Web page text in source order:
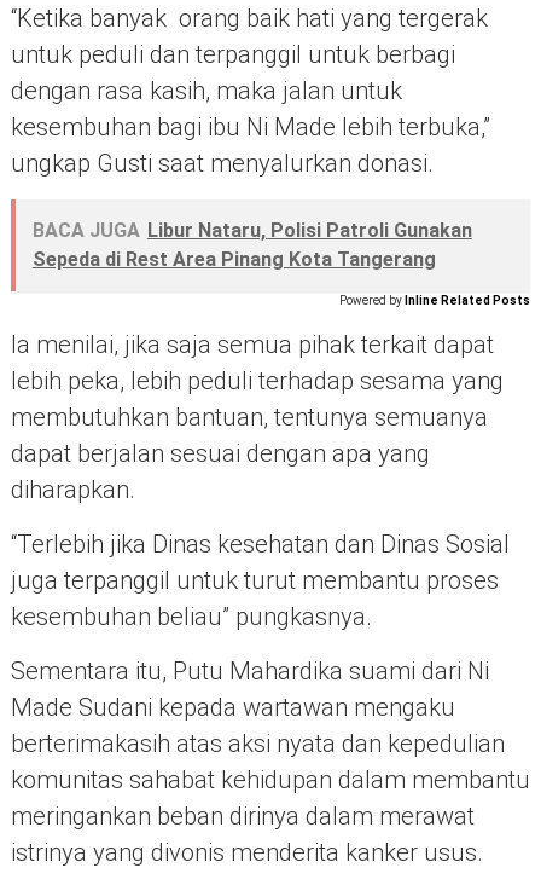
“Ketika banyak orang baik hati yang tergerak
untuk peduli dan terpanggil untuk berbagi
dengan rasa kasih, maka jalan untuk
kesembuhan bagi ibu Ni Made lebih terbuka,”
ungkap Gusti saat menyalurkan donasi.
BACA JUGA Libur Nataru, Polisi Patroli Gunakan
Sepeda di Rest Area Pinang Kota Tangerang
Powered by Inline Related Posts
Ia menilai, jika saja semua pihak terkait dapat
lebih peka, lebih peduli terhadap sesama yang
membutuhkan bantuan, tentunya semuanya
dapat berjalan sesuai dengan apa yang
diharapkan.
“Terlebih jika Dinas kesehatan dan Dinas Sosial
juga terpanggil untuk turut membantu proses
kesembuhan beliau” pungkasnya.
Sementara itu, Putu Mahardika suami dari Ni
Made Sudani kepada wartawan mengaku
berterimakasih atas aksi nyata dan kepedulian
komunitas sahabat kehidupan dalam membantu
meringankan beban dirinya dalam merawat
istrinya yang divonis menderita kanker usus.